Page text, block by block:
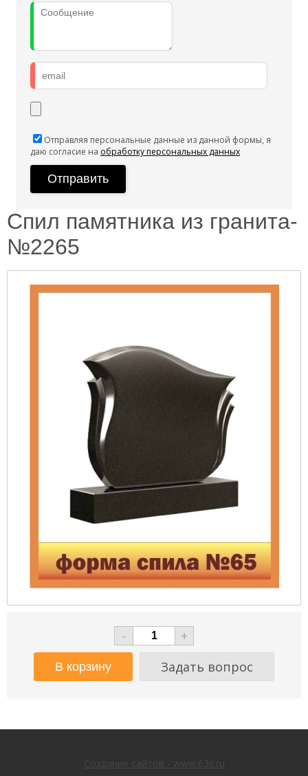
Отправляя персональные данные из данной формы, я
даю согласие на обработку персональных данных
Спил памятника из гранита-
№2265
-
+
Задать вопрос
Создание сайтов - www.63s.ru